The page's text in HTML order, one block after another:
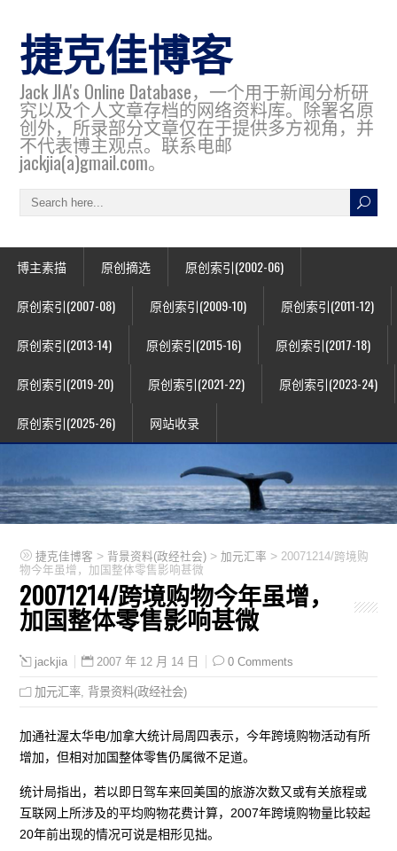
捷克佳博客
Jack JIA's Online Database，一个用于新闻分析研
究以及个人文章存档的网络资料库。除署名原
创外，所录部分文章仅在于提供多方视角，并
不代表博主观点。联系电邮
jackjia(a)gmail.com。
博主素描 原创摘选 原创索引(2002-06)
原创索引(2007-08) 原创索引(2009-10) 原创索引(2011-12)
原创索引(2013-14) 原创索引(2015-16) 原创索引(2017-18)
原创索引(2019-20) 原创索引(2021-22) 原创索引(2023-24)
原创索引(2025-26) 网站收录
捷克佳博客 > 背景资料(政经社会) >加元汇率 > 20071214/跨境购
物今年虽增，加国整体零售影响甚微
20071214/跨境购物今年虽增，
加国整体零售影响甚微
jackjia 2007 年 12 月 14 日 0 Comments
加元汇率 背景资料(政经社会)
加通社渥太华电/加拿大统计局周四表示，今年跨境购物活动有所
增加，但相对加国整体零售仍属微不足道。
统计局指出，若以即日驾车来回美国的旅游次数又或有关旅程或
互联网上所涉及的平均购物花费计算，2007年跨境购物量比较起
20年前出现的情况可说是相形见拙。